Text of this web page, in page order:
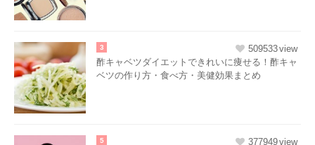
3
509533
酢キャベツダイエットできれいに痩せる！酢キャ
ベツの作り方・食べ方・美健効果まとめ
5 377949